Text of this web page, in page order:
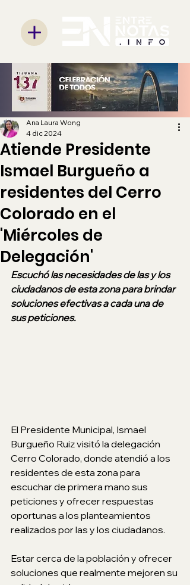
Atiende Presidente
Ismael Burgueño a
residentes del Cerro
Colorado en el
'Miércoles de
Delegación'
Ana Laura Wong
4 dic 2024
Escuchó las necesidades de las y los
ciudadanos de esta zona para brindar
soluciones efectivas a cada una de
sus peticiones.
El Presidente Municipal, Ismael
Burgueño Ruiz visitó la delegación
Cerro Colorado, donde atendió a los
residentes de esta zona para
escuchar de primera mano sus
peticiones y ofrecer respuestas
oportunas a los planteamientos
realizados por las y los ciudadanos.
Estar cerca de la población y ofrecer
soluciones que realmente mejoren su